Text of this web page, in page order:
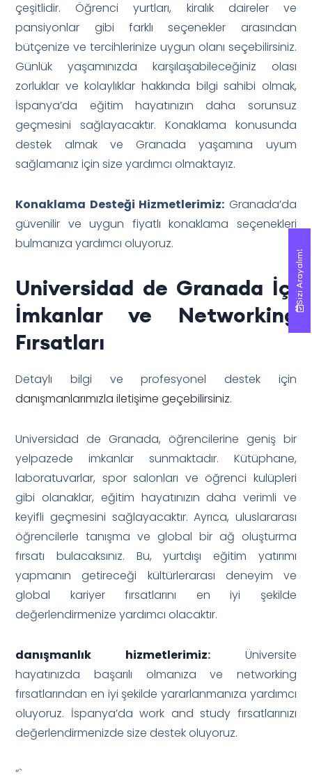
çeşitlidir. Öğrenci yurtları, kiralık daireler ve
pansiyonlar gibi farklı seçenekler arasından
bütçenize ve tercihlerinize uygun olanı seçebilirsiniz.
Günlük yaşamınızda karşılaşabileceğiniz olası
zorluklar ve kolaylıklar hakkında bilgi sahibi olmak,
İspanya’da eğitim hayatınızın daha sorunsuz
geçmesini sağlayacaktır. Konaklama konusunda
destek almak ve Granada yaşamına uyum
sağlamanız için size yardımcı olmaktayız.
Konaklama Desteği Hizmetlerimiz: Granada’da
güvenilir ve uygun fiyatlı konaklama seçenekleri
bulmanıza yardımcı oluyoruz.
Universidad de Granada İçi
İmkanlar ve Networking
Fırsatları
Detaylı bilgi ve profesyonel destek için
danışmanlarımızla iletişime geçebilirsiniz.
Universidad de Granada, öğrencilerine geniş bir
yelpazede imkanlar sunmaktadır. Kütüphane,
laboratuvarlar, spor salonları ve öğrenci kulüpleri
gibi olanaklar, eğitim hayatınızın daha verimli ve
keyifli geçmesini sağlayacaktır. Ayrıca, uluslararası
öğrencilerle tanışma ve global bir ağ oluşturma
fırsatı bulacaksınız. Bu, yurtdışı eğitim yatırımı
yapmanın getireceği kültürlerarası deneyim ve
global kariyer fırsatlarını en iyi şekilde
değerlendirmenize yardımcı olacaktır.
danışmanlık hizmetlerimiz: Üniversite
hayatınızda başarılı olmanıza ve networking
fırsatlarından en iyi şekilde yararlanmanıza yardımcı
oluyoruz. İspanya’da work and study fırsatlarınızı
değerlendirmenizde size destek oluyoruz.
“`
Sizi Arayalım!
Sizi Arayalım!